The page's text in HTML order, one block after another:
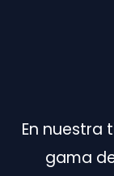
En nuestra
gama